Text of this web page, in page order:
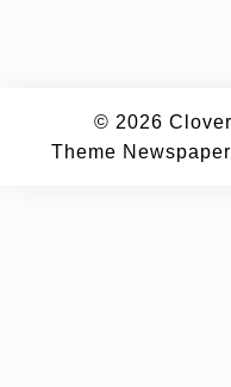
© 2026
Theme